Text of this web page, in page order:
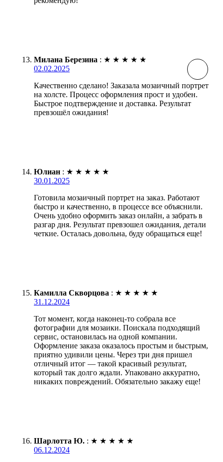
Милана Березина : ★ ★ ★ ★ ★
02.02.2025
Качественно сделано! Заказала мозаичный портрет
на холсте. Процесс оформления прост и удобен.
Быстрое подтверждение и доставка. Результат
превзошёл ожидания!
Юлиан : ★ ★ ★ ★ ★
30.01.2025
Готовила мозаичный портрет на заказ. Работают
быстро и качественно, в процессе все объяснили.
Очень удобно оформить заказ онлайн, а забрать в
разгар дня. Результат превзошел ожидания, детали
четкие. Осталась довольна, буду обращаться еще!
Камилла Скворцова : ★ ★ ★ ★ ★
31.12.2024
Тот момент, когда наконец-то собрала все
фотографии для мозаики. Поискала подходящий
сервис, остановилась на одной компании.
Оформление заказа оказалось простым и быстрым,
приятно удивили цены. Через три дня пришел
отличный итог — такой красивый результат,
который так долго ждали. Упаковано аккуратно,
никаких повреждений. Обязательно закажу еще!
Шарлотта Ю. : ★ ★ ★ ★ ★
06.12.2024